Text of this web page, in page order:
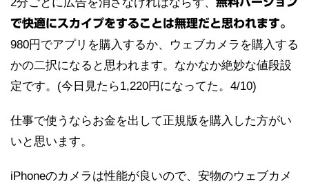
で快適にスカイプをすることは無理だと思われます。
980円でアプリを購入するか、ウェブカメラを購入する
かの二択になると思われます。なかなか絶妙な値段設
定です。(今日見たら1,220円になってた。4/10)
仕事で使うならお金を出して正規版を購入した方がい
いと思います。
iPhoneのカメラは性能が良いので、安物のウェブカメ